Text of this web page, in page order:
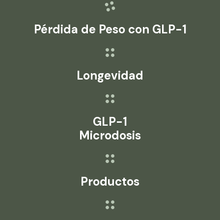
Pérdida de Peso con GLP-1
Longevidad
GLP-1
Microdosis
Productos